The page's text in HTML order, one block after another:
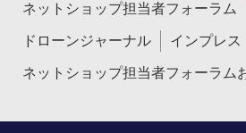
ネットショップ担当者フォーラム
ドローンジャーナル インプレス
ネットショップ担当者フォーラム